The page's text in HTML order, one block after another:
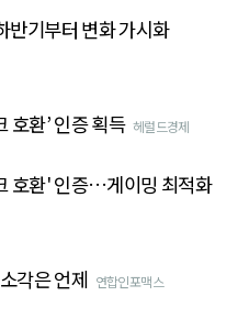
기부터 변화 가시화
호환’ 인증 획득 헤럴드경제
호환' 인증…게이밍 최적화
각은 언제 연합인포맥스